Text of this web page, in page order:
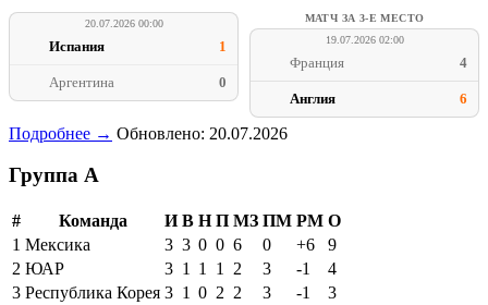
20.07.2026 00:00
Испания 1
Аргентина 0
МАТЧ ЗА 3-Е МЕСТО
19.07.2026 02:00
Франция 4
Англия 6
Подробнее → Обновлено: 20.07.2026
Группа A
# Команда И В Н П МЗ ПМ РМ О
1 Мексика 3 3 0 0 6 0 +6
9
2 ЮАР 3 1 1 1 2 3 -1
4
3 Республика Корея 3 1 0 2 2 3 -1
3